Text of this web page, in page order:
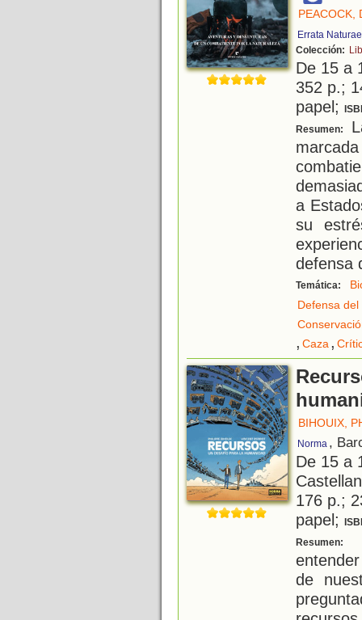
PEACOCK,
Errata Naturae
Colección:
De 15 a
352 p.;
papel;
Resumen:
a
su
defensa
Temática:
Defensa
, Caza,
BIHOUIX,
Norma ,
De 15 a
176 p.;
papel;
Resumen:
de